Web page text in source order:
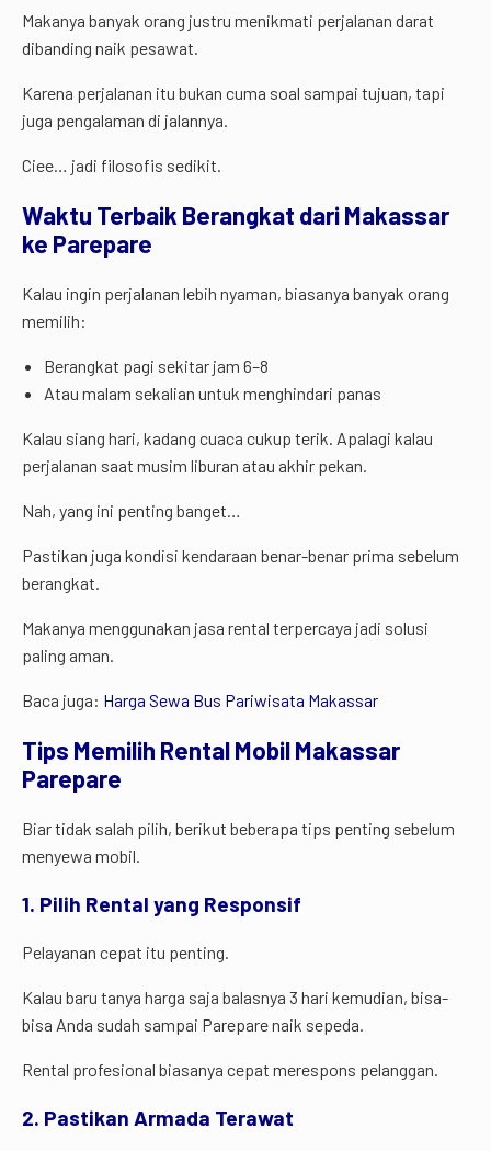
Makanya banyak orang justru menikmati perjalanan darat
dibanding naik pesawat.
Karena perjalanan itu bukan cuma soal sampai tujuan, tapi
juga pengalaman di jalannya.
Ciee… jadi filosofis sedikit.
Waktu Terbaik Berangkat dari Makassar
ke Parepare
Kalau ingin perjalanan lebih nyaman, biasanya banyak orang
memilih:
Berangkat pagi sekitar jam 6–8
Atau malam sekalian untuk menghindari panas
Kalau siang hari, kadang cuaca cukup terik. Apalagi kalau
perjalanan saat musim liburan atau akhir pekan.
Nah, yang ini penting banget…
Pastikan juga kondisi kendaraan benar-benar prima sebelum
berangkat.
Makanya menggunakan jasa rental terpercaya jadi solusi
paling aman.
Baca juga: Harga Sewa Bus Pariwisata Makassar
Tips Memilih Rental Mobil Makassar
Parepare
Biar tidak salah pilih, berikut beberapa tips penting sebelum
menyewa mobil.
1. Pilih Rental yang Responsif
Pelayanan cepat itu penting.
Kalau baru tanya harga saja balasnya 3 hari kemudian, bisa-
bisa Anda sudah sampai Parepare naik sepeda.
Rental profesional biasanya cepat merespons pelanggan.
2. Pastikan Armada Terawat